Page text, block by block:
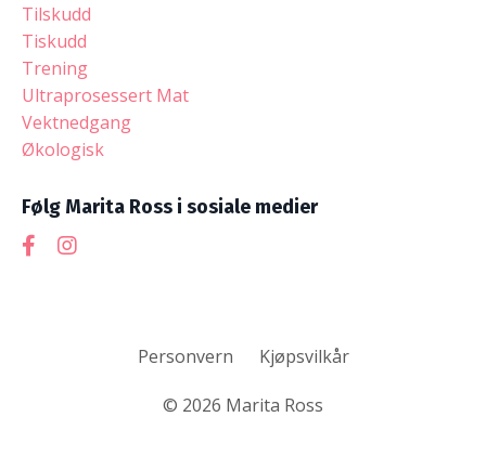
Tilskudd
Tiskudd
Trening
Ultraprosessert Mat
Vektnedgang
Økologisk
Følg Marita Ross i sosiale medier
Personvern Kjøpsvilkår
© 2026 Marita Ross